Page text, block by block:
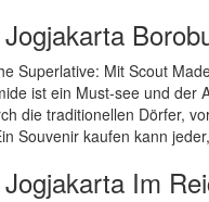
Superlative: Mit Scout
ist ein Must-see und der
die traditionellen Dörfer,
Souvenir kaufen kann
Im